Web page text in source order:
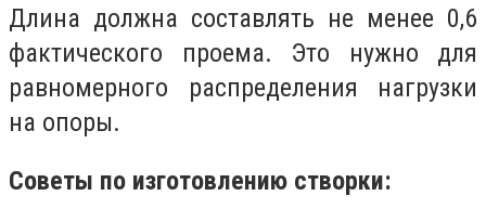
Длина должна составлять не менее 0,6
фактического проема. Это нужно для
равномерного распределения нагрузки
на опоры.
Советы по изготовлению створки: